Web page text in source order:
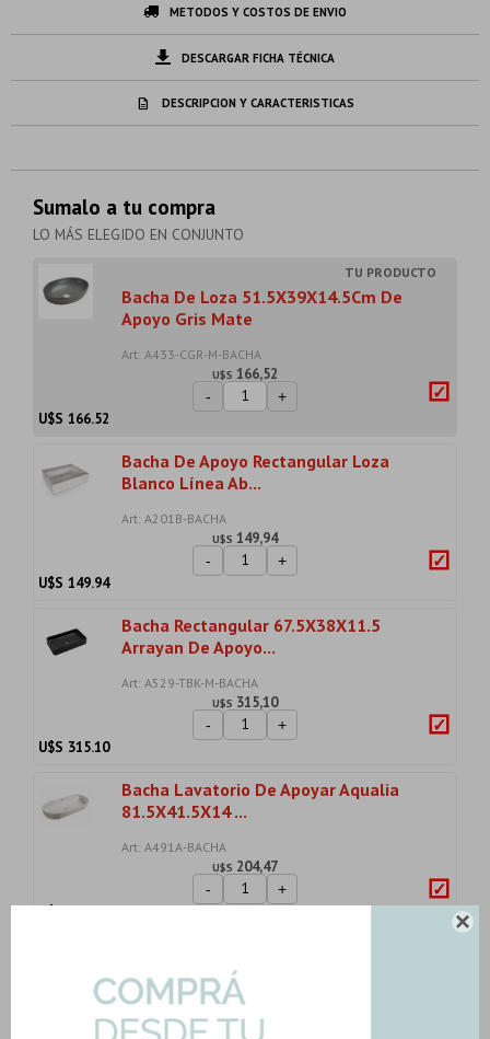

METODOS Y COSTOS DE ENVIO
DESCARGAR FICHA TÉCNICA
DESCRIPCION Y CARACTERISTICAS
Sumalo a tu compra
LO MÁS ELEGIDO EN CONJUNTO
Bacha De Loza 51.5X39X14.5Cm De
Apoyo Gris Mate
Art: A433-CGR-M-BACHA
U$S 166,52
- +
U$S 166.52
Bacha De Apoyo Rectangular Loza
Blanco Línea Ab...
Art: A201B-BACHA
U$S 149,94
- +
U$S 149.94
Bacha Rectangular 67.5X38X11.5
Arrayan De Apoyo...
Art: A529-TBK-M-BACHA
U$S 315,10
- +
U$S 315.10
Bacha Lavatorio De Apoyar Aqualia
81.5X41.5X14 ...
Art: A491A-BACHA
U$S 204,47
- +
U$S204.47
Automatica...
Art: K-SN8301M-LAV-SENSOR